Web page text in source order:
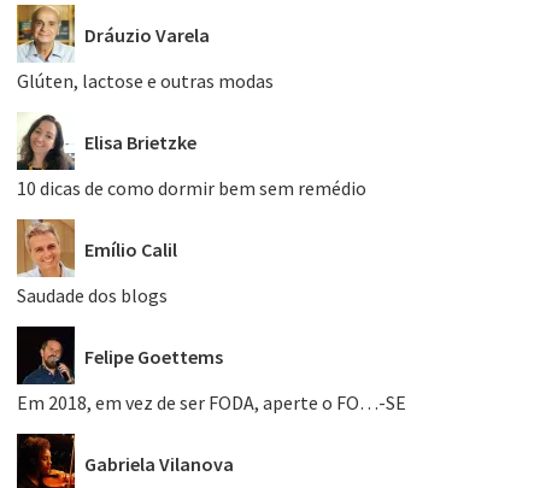
Dráuzio Varela
Glúten, lactose e outras modas
Elisa Brietzke
10 dicas de como dormir bem sem remédio
Emílio Calil
Saudade dos blogs
Felipe Goettems
Em 2018, em vez de ser FODA, aperte o FO…-SE
Gabriela Vilanova